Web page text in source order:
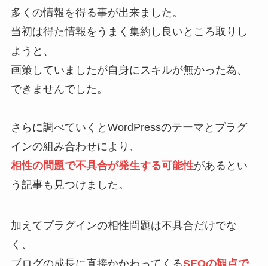
多くの情報を得る事が出来ました。
当初は得た情報をうまく集約し良いところ取りし
ようと、
画策していましたが自身にスキルが無かった為、
できませんでした。
さらに調べていくとWordPressのテーマとプラグ
インの組み合わせにより、
相性の問題で不具合が発生する可能性がある とい
う記事も見つけました。
加えてプラグインの相性問題は不具合だけでな
く、
ブログの成長に直接かかわってくるSEOの観点で